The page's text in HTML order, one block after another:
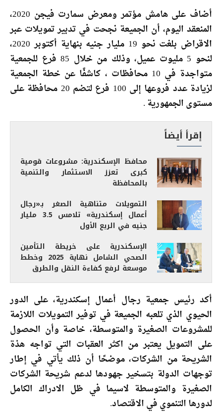
أضاف على هامش مؤتمر ومعرض سمارت فيجن 2020،
المنعقد اليوم، أن الجميعة نجحت في تدبير تمويلات عبر
الاقراض بلغت نحو 19 مليار جنيه بنهاية أكتوبر 2020،
لنحو 5 مليوت عميل، وذلك من خلال 85 فرع للجمعية
متواجدة في 10 محافظات ، كاشفًا عن خطة الجمعية
لزيادة عدد فروعها إلى 100 فرع لتضم 20 محافظة على
مستوى الجمهورية .
إقرأ أيضاً
محافظ الإسكندرية: مشروعات قومية
كبرى تعزز الاستثمار والتنمية
بالمحافظة
التمويلات متناهية الصغر بـ«رجال
أعمال إسكندرية» تلامس 3.5 مليار
جنيه في الربع الأول
الإسكندرية على خريطة التأمين
الصحي الشامل نهاية 2025 وخطط
موسعة لرفع كفاءة النقل والطرق
أكد رئيس جمعية رجال أعمال إسكندرية، على الدور
الحيوي الذي تلعبه الجميعة في توفير التمويلات اللازمة
للمشروعات الصغيرة والمتوسطة، خاصة وأن الحصول
على التمويل يعتبر من اكثر العقبات التي تواجه هذة
الشريحة من الشركات، موضحًا أن ذلك يأتي في إطار
توجهات الدولة بتسخير جهودها لدعم شريحة الشركات
الصغيرة والمتوسطة لاسيما في ظل الادراك الكامل
لدورها التنموي في الاقتصاد.